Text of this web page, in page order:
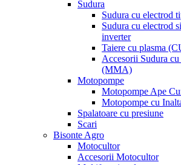
Sudura
Sudura cu electrod
Sudura cu electrod
inverter
Taiere cu plasma
Accesorii Sudura
(MMA)
Motopompe
Motopompe Ape
Motopompe cu
Spalatoare cu presiune
Scari
Bisonte Agro
Motocultor
Accesorii Motocultor